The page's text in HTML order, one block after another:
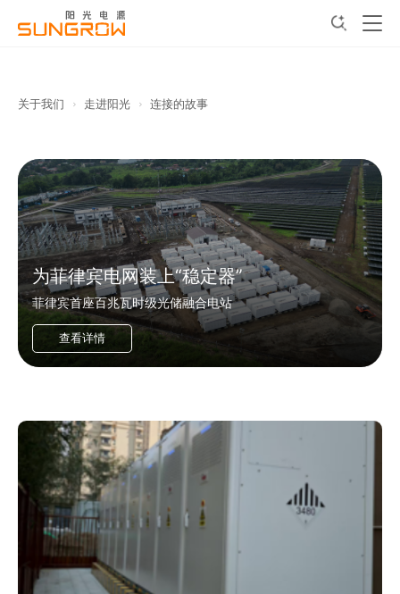
关于我们 走进阳光 连接的故事
为菲律宾电网装上“稳定器”
菲律宾首座百兆瓦时级光储融合电站
查看详情